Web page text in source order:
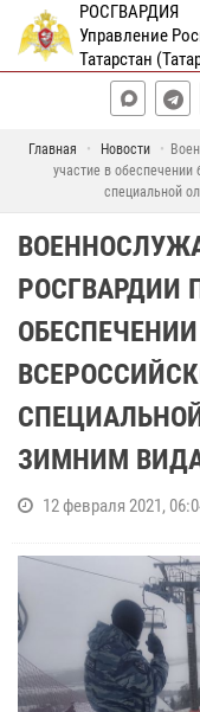
РОСГВАРДИЯ
Управление
Татарстан
Главная Новости
участие в обеспечении
специальной
РОСГВАРДИИ
ЗИМНИМ
12 февраля 2021,